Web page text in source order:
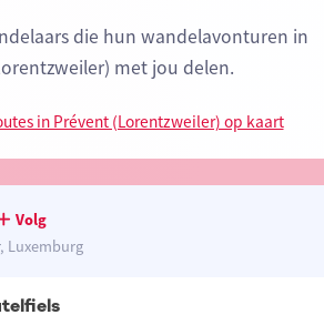
die hun wandelavonturen in
met jou delen.
in Prévent (Lorentzweiler) op kaart
Volg
Luxemburg